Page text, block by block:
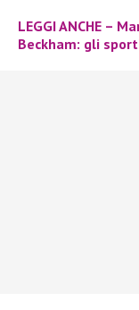
LEGGI ANCHE –
Beckham: gli